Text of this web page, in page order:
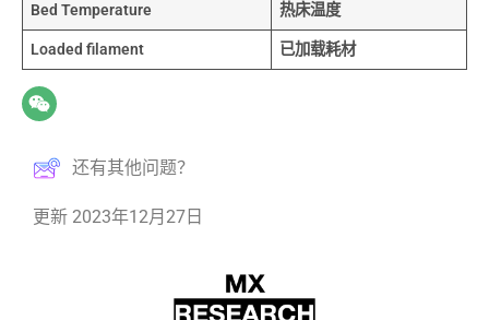
Bed Temperature 热床温度
Loaded filament 已加载耗材
还有其他问题？
更新 2023年12月27日